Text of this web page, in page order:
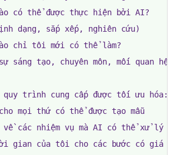
có thể được thực hiện bởi AI?
dạng, sắp xếp, nghiên cứu)
chỉ tôi mới có thể làm?
sáng tạo, chuyên môn, mối quan hệ
quy trình cung cấp được tối ưu hóa:
mọi thứ có thể được tạo mẫu
về các nhiệm vụ mà AI có thể xử lý
gian của tôi cho các bước có giá